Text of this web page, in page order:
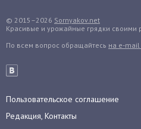
Дайкон
Декабрист
Денежное дерево
Диффенбахия
© 2015–2026 Sornyakov.net
Красивые и урожайные грядки своими
По всем вопрос обращайтесь на e-
Пользовательское соглашение
Редакция, Контакты